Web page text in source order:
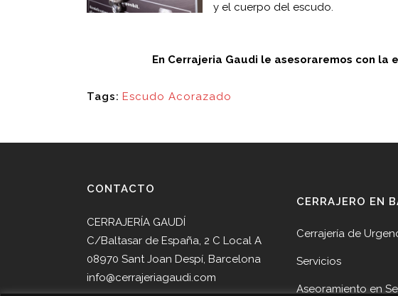
y el cuerpo del escudo.
En Cerrajeria Gaudi le asesoraremos con la
Tags: Escudo Acorazado
CONTACTO
CERRAJERÍA GAUDÍ
C/Baltasar de España, 2 C Local A
08970 Sant Joan Despí, Barcelona
info@cerrajeriagaudi.com
CERRAJERO EN
Cerrajería de
Servicios
Aseoramiento en